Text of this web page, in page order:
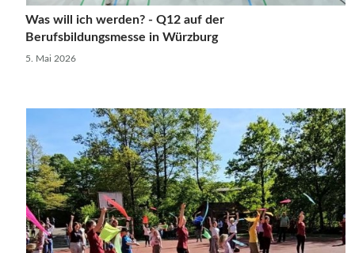
Was will ich werden? - Q12 auf der
Berufsbildungsmesse in Würzburg
5. Mai 2026